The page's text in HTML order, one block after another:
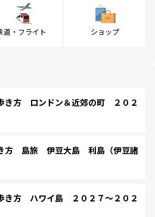
道・フライト ショップ
き方 ロンドン＆近郊の町 ２０２
方 島旅 伊豆大島 利島（伊豆諸
き方 ハワイ島 ２０２７～２０２